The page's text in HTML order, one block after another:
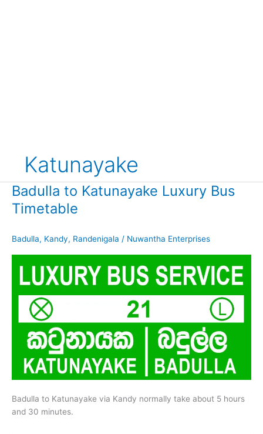
Katunayake
Badulla to Katunayake Luxury Bus
Timetable
Badulla, Kandy, Randenigala / Nuwantha Enterprises
Badulla to Katunayake via Kandy normally take about 5 hours
and 30 minutes.